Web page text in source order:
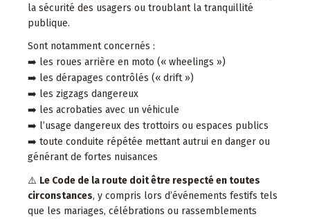
la sécurité des usagers ou troublant la tranquillité
publique.
Sont notamment concernés :
➡️ les roues arrière en moto (« wheelings »)
➡️ les dérapages contrôlés (« drift »)
➡️ les zigzags dangereux
➡️ les acrobaties avec un véhicule
➡️ l’usage dangereux des trottoirs ou espaces publics
➡️ toute conduite répétée mettant autrui en danger ou
générant de fortes nuisances
⚠️ Le Code de la route doit être respecté en toutes
circonstances, y compris lors d’événements festifs tels
que les mariages, célébrations ou rassemblements